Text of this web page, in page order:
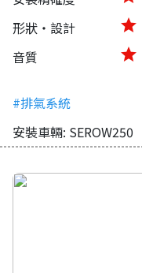
形狀・設計
star
音質
star
#排氣系統
安裝車輛: SEROW250